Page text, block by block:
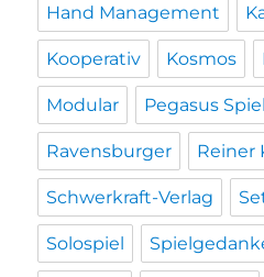
Hand Management
Kooperativ Kosmos
Modular Pegasus
Ravensburger Reiner
Schwerkraft-Verlag
Solospiel